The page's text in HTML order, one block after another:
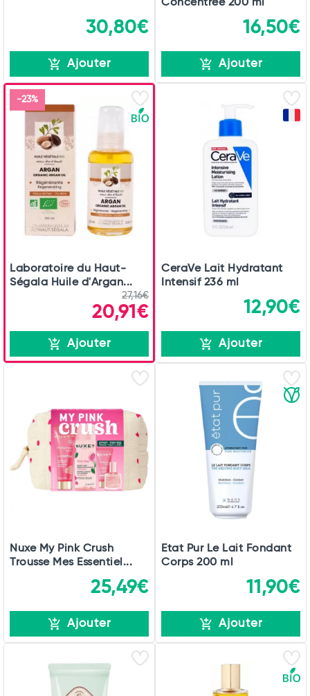
30,80€
Ajouter
Concentrée 200 ml
16,50€
Ajouter
-23%
Laboratoire du Haut-
Ségala Huile d'Argan...
27,16€
20,91€
Ajouter
CeraVe Lait Hydratant
Intensif 236 ml
12,90€
Ajouter
Nuxe My Pink Crush
Trousse Mes Essentiel...
25,49€
Ajouter
Etat Pur Le Lait Fondant
Corps 200 ml
11,90€
Ajouter